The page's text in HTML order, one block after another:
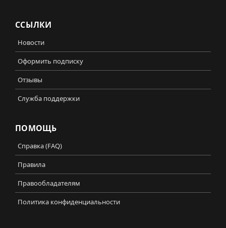
ССЫЛКИ
Новости
Оформить подписку
Отзывы
Служба поддержки
ПОМОЩЬ
Справка (FAQ)
Правила
Правообладателям
Политика конфиденциальности